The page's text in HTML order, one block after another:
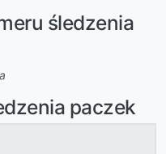
śledzenia
paczek